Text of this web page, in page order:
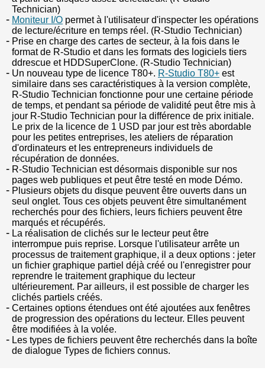
Technician)
Moniteur I/O permet à l'utilisateur d'inspecter les opérations
de lecture/écriture en temps réel. (R-Studio Technician)
Prise en charge des cartes de secteur, à la fois dans le
format de R-Studio et dans les formats des logiciels tiers
ddrescue et HDDSuperClone. (R-Studio Technician)
Un nouveau type de licence T80+. R-Studio T80+ est
similaire dans ses caractéristiques à la version complète,
R-Studio Technician fonctionne pour une certaine période
de temps, et pendant sa période de validité peut être mis à
jour R-Studio Technician pour la différence de prix initiale.
Le prix de la licence de 1 USD par jour est très abordable
pour les petites entreprises, les ateliers de réparation
d'ordinateurs et les entrepreneurs individuels de
récupération de données.
R-Studio Technician est désormais disponible sur nos
pages web publiques et peut être testé en mode Démo.
Plusieurs objets du disque peuvent être ouverts dans un
seul onglet. Tous ces objets peuvent être simultanément
recherchés pour des fichiers, leurs fichiers peuvent être
marqués et récupérés.
La réalisation de clichés sur le lecteur peut être
interrompue puis reprise. Lorsque l'utilisateur arrête un
processus de traitement graphique, il a deux options : jeter
un fichier graphique partiel déjà créé ou l'enregistrer pour
reprendre le traitement graphique du lecteur
ultérieurement. Par ailleurs, il est possible de charger les
clichés partiels créés.
Certaines options étendues ont été ajoutées aux fenêtres
de progression des opérations du lecteur. Elles peuvent
être modifiées à la volée.
Les types de fichiers peuvent être recherchés dans la boîte
de dialogue Types de fichiers connus.